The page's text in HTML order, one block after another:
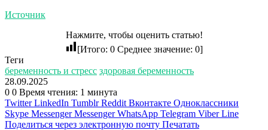
Источник
Нажмите, чтобы оценить статью!
[Итого: 0 Среднее значение: 0]
Теги
беременность и стресс здоровая беременность
28.09.2025
0 0 Время чтения: 1 минута
Twitter LinkedIn Tumblr Reddit Вконтакте Одноклассники
Skype Messenger Messenger WhatsApp Telegram Viber Line
Поделиться через электронную почту Печатать